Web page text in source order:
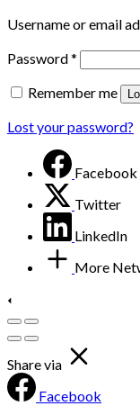
Username or email
Password*
Remember me
Lost your password?
Facebook
Twitter
LinkedIn
More
Share via
Facebook